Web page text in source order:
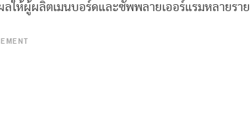
ลให้ผู้ผลิตเมนบอร์ดและซัพพลายเออร์แรมหลายราย